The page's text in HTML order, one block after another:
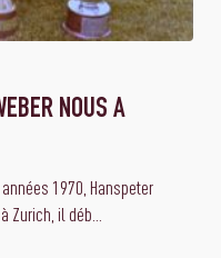
NOUS A
1970, Hanspeter
il déb...